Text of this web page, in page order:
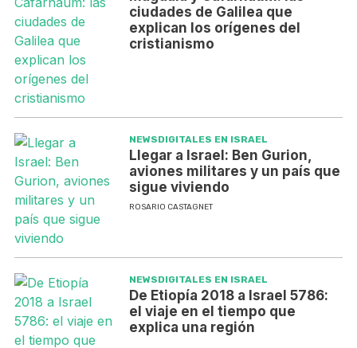
ciudades de Galilea que
explican los orígenes del
cristianismo
NEWSDIGITALES EN ISRAEL
Llegar a Israel: Ben Gurion,
aviones militares y un país que
sigue viviendo
ROSARIO CASTAGNET
NEWSDIGITALES EN ISRAEL
De Etiopía 2018 a Israel 5786:
el viaje en el tiempo que
explica una región